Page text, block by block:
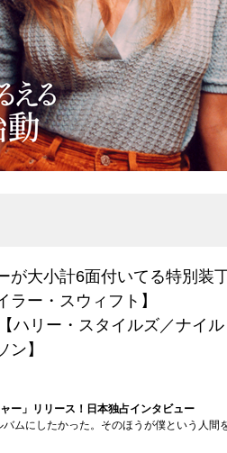
が大小計6面付いてる特別装
ー・スウィフト】
リー・スタイルズ／ナイル
】
ー」リリース！日本独占インタビュー
ムにしたかった。そのほうが僕という人間